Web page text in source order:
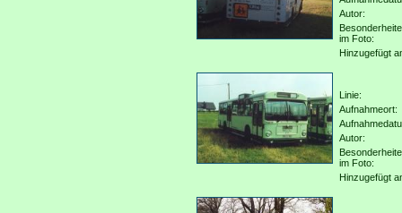
Autor:
im Foto:
Hinzugefügt
Linie:
Aufnahmeort:
Autor:
im Foto:
Hinzugefügt